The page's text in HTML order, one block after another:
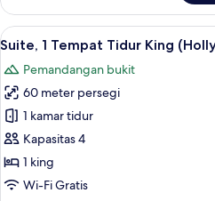
Kamar
Superior,
1
Tidur
King
Lihat
semua
foto
untuk
Suite,
1
Tempat
Tidur
10
Suite, 1 Tempat Tidur King
Pemandangan bukit
60 meter persegi
1 kamar tidur
Kapasitas 4
1 king
Wi-Fi Gratis